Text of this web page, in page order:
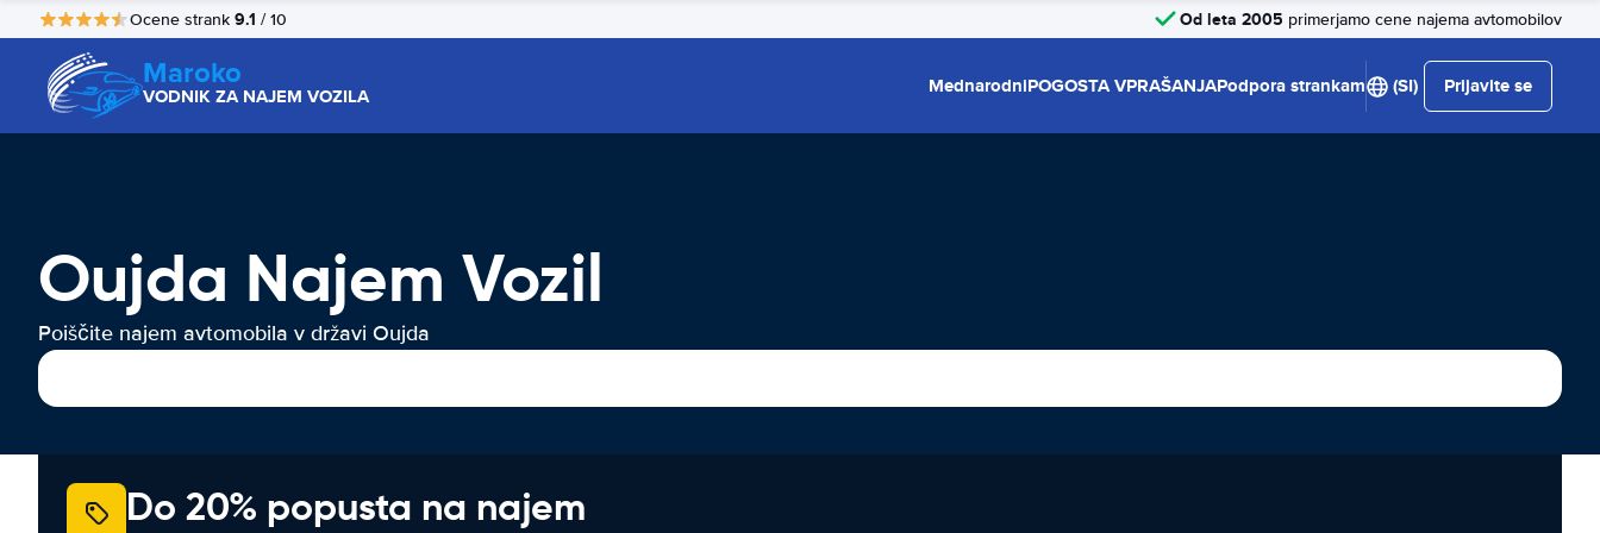
Ocene strank 9.1 / 10 Od leta 2005 primerjamo cene najema avtomobilov
Maroko
VODNIK ZA NAJEM VOZILA MednarodniPOGOSTA VPRAŠANJAPodpora strankam (SI) Prijavite se
Oujda Najem Vozil
Poiščite najem avtomobila v državi Oujda
Do 20% popusta na najem